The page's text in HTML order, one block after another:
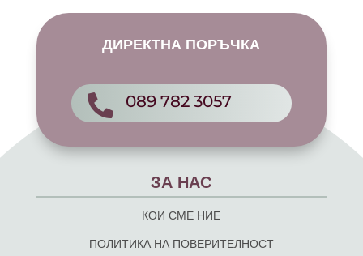
ДИРЕКТНА ПОРЪЧКА
 089 782 3057
ЗА НАС
КОИ СМЕ НИЕ
ПОЛИТИКА НА ПОВЕРИТЕЛНОСТ